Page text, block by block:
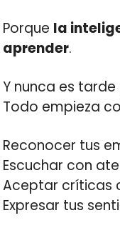
Porque la
aprender.
Y nunca es
Todo empieza
Reconocer tus
Escuchar con
Aceptar críticas
Expresar tus